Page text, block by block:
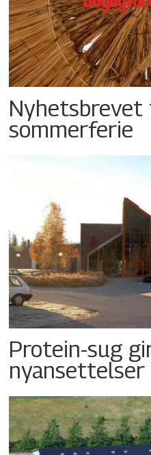
Nyhetsbrevet
sommerferie
Protein-sug
nyansettelser